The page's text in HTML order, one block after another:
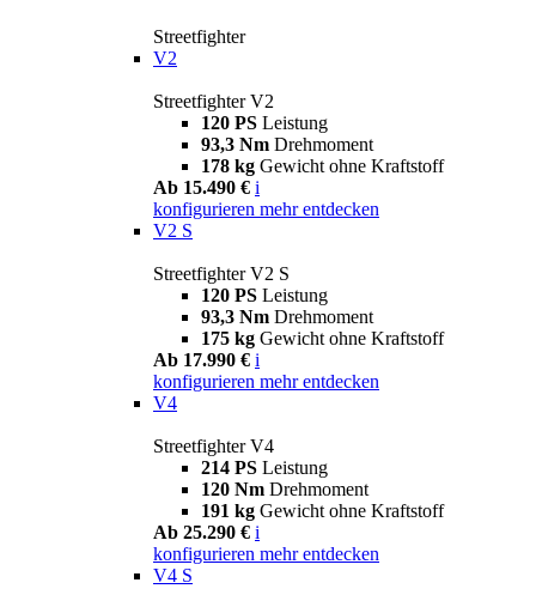
Streetfighter
V2
Streetfighter V2
120 PS Leistung
93,3 Nm Drehmoment
178 kg Gewicht ohne Kraftstoff
Ab 15.490 € i
konfigurieren mehr entdecken
V2 S
Streetfighter V2 S
120 PS Leistung
93,3 Nm Drehmoment
175 kg Gewicht ohne Kraftstoff
Ab 17.990 € i
konfigurieren mehr entdecken
V4
Streetfighter V4
214 PS Leistung
120 Nm Drehmoment
191 kg Gewicht ohne Kraftstoff
Ab 25.290 € i
konfigurieren mehr entdecken
V4 S